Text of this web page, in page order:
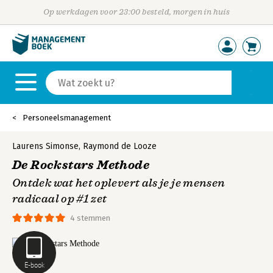
Op werkdagen voor 23:00 besteld, morgen in huis
Personeelsmanagement
E-book
4 stemmen
Laurens Simonse, Raymond de Looze
De Rockstars Methode
Ontdek wat het oplevert als je je mensen
radicaal op #1 zet